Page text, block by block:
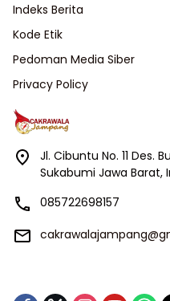
Indeks Berita
Kode Etik
Pedoman Media Siber
Privacy Policy
Jl. Cibuntu No. 11 Des.
Sukabumi Jawa Barat,
085722698157